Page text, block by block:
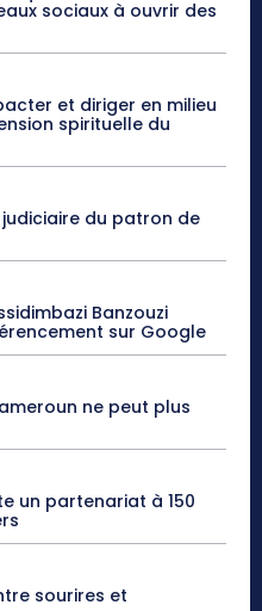
sociaux à ouvrir des
et diriger en milieu
spirituelle du
du patron de
Banzouzi
sur Google
ne peut plus
un partenariat à 150
sourires et